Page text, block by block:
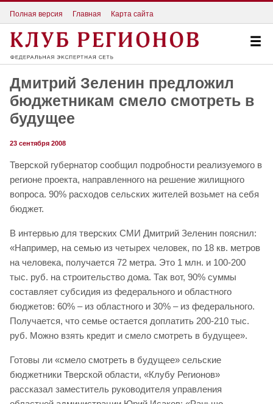
Полная версия Главная Карта сайта
Дмитрий Зеленин предложил
бюджетникам смело смотреть в
будущее
23 сентября 2008
Тверской губернатор сообщил подробности реализуемого в
регионе проекта, направленного на решение жилищного
вопроса. 90% расходов сельских жителей возьмет на себя
бюджет.
В интервью для тверских СМИ Дмитрий Зеленин пояснил:
«Например, на семью из четырех человек, по 18 кв. метров
на человека, получается 72 метра. Это 1 млн. и 100-200
тыс. руб. на строительство дома. Так вот, 90% суммы
составляет субсидия из федерального и областного
бюджетов: 60% – из областного и 30% – из федерального.
Получается, что семье остается доплатить 200-210 тыс.
руб. Можно взять кредит и смело смотреть в будущее».
Готовы ли «смело смотреть в будущее» сельские
бюджетники Тверской области, «Клубу Регионов»
рассказал заместитель руководителя управления